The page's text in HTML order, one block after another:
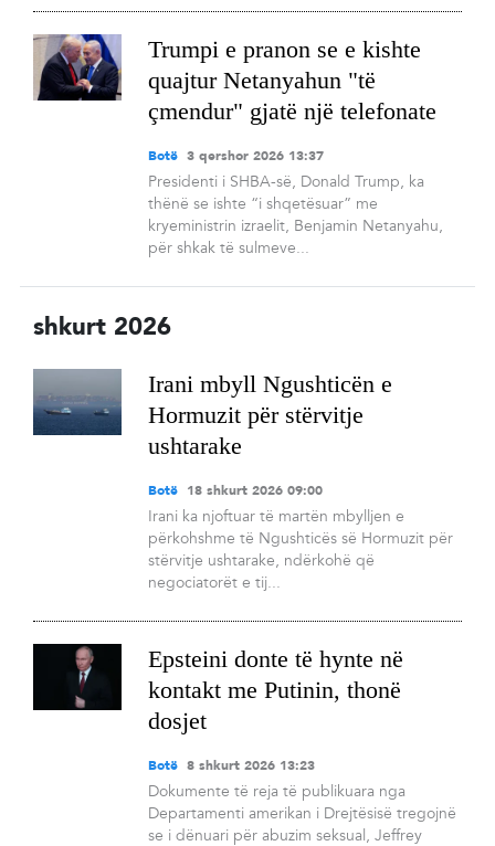
Trumpi e pranon se e kishte
quajtur Netanyahun "të
çmendur" gjatë një telefonate
Botë 3 qershor 2026 13:37
Presidenti i SHBA-së, Donald Trump, ka
thënë se ishte “i shqetësuar” me
kryeministrin izraelit, Benjamin Netanyahu,
për shkak të sulmeve...
shkurt 2026
Irani mbyll Ngushticën e
Hormuzit për stërvitje
ushtarake
Botë 18 shkurt 2026 09:00
Irani ka njoftuar të martën mbylljen e
përkohshme të Ngushticës së Hormuzit për
stërvitje ushtarake, ndërkohë që
negociatorët e tij...
Epsteini donte të hynte në
kontakt me Putinin, thonë
dosjet
Botë 8 shkurt 2026 13:23
Dokumente të reja të publikuara nga
Departamenti amerikan i Drejtësisë tregojnë
se i dënuari për abuzim seksual, Jeffrey